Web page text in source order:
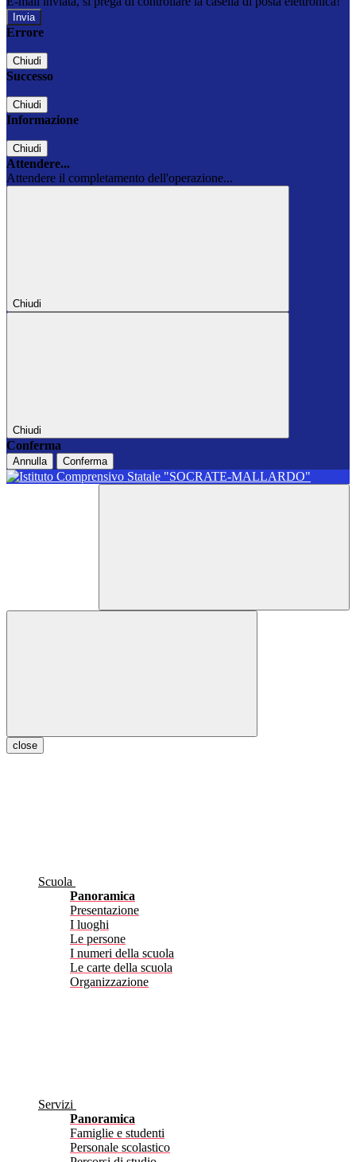
Errore
Chiudi
Successo
Chiudi
Informazione
Chiudi
Attendere...
Attendere il completamento dell'operazione...
Chiudi
Chiudi
Conferma
Annulla Conferma
close
Scuola
Panoramica
Presentazione
I luoghi
Le persone
I numeri della scuola
Le carte della scuola
Organizzazione
Servizi
Panoramica
Famiglie e studenti
Personale scolastico